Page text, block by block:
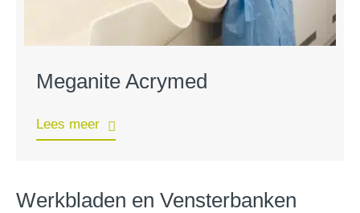
Meganite Acrymed
Lees meer
Werkbladen en Vensterbanken